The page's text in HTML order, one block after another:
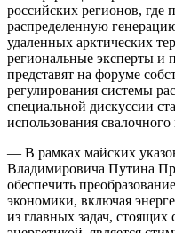
российских регионов, где
распределенную
удаленных арктических
региональные эксперты и
представят на форуме
регулирования системы
специальной дискуссии
использования свалочного
— В рамках майских
Владимировича Путина
обеспечить
экономики, включая
из главных задач, стоящих